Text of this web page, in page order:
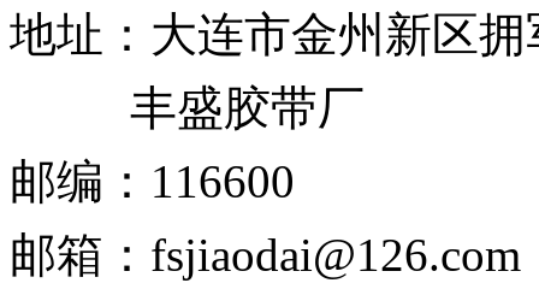
地址： 大连市金州新区拥
丰盛胶带厂
邮编： 116600
邮箱： fsjiaodai@126.com